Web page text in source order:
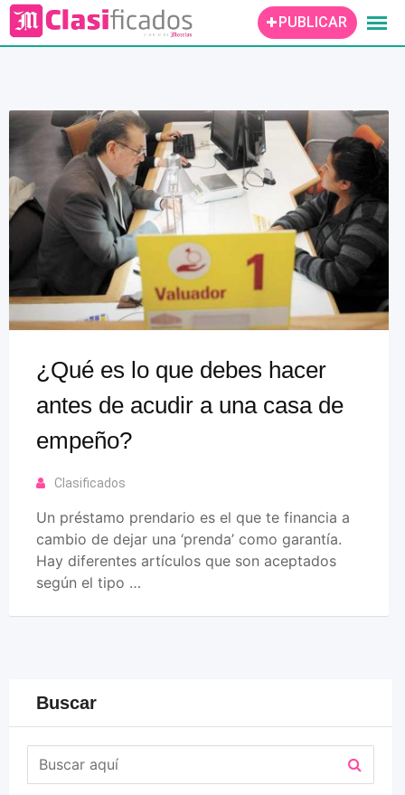
Skip
to
PUBLICAR
¿Qué es lo que debes hacer
antes de acudir a una casa de
empeño?
Clasificados
Un préstamo prendario es el que te financia a
cambio de dejar una ‘prenda’ como garantía.
Hay diferentes artículos que son aceptados
según el tipo …
Buscar